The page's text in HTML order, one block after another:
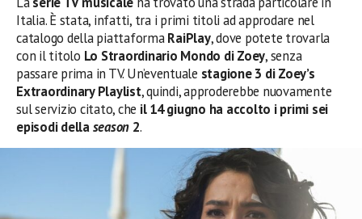
Italia. È stata, infatti, tra i primi titoli ad approdare nel
catalogo della piattaformaRaiPlay, dove potete trovarla
con il titolo Lo Straordinario Mondo di Zoey, senza
passare prima in TV. Un’eventuale stagione 3 di Zoey’s
Extraordinary Playlist, quindi, approderebbe nuovamente
sul servizio citato, che il 14 giugno ha accolto i primi sei
episodi dellaseason 2.